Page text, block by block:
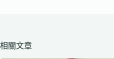
相關文章